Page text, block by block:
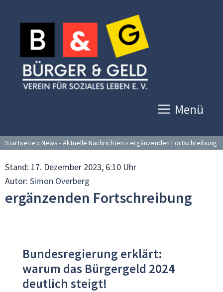
Inhalt
springen
Menü
Startseite » News - Aktuelle Nachrichten » ergänzenden Fortschreibung
Stand: 17. Dezember 2023, 6:10 Uhr
Autor: Simon Overberg
ergänzenden Fortschreibung
Bundesregierung erklärt:
warum das Bürgergeld 2024
deutlich steigt!